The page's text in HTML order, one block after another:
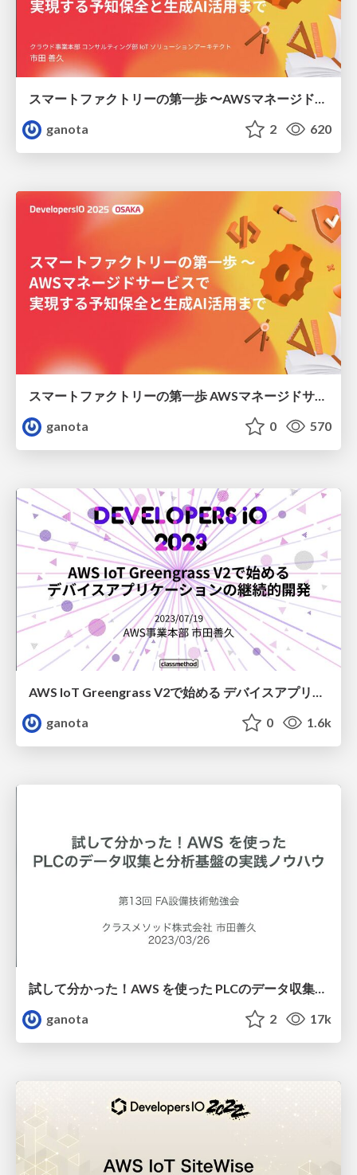
スマートファクトリーの第一歩 〜AWSマネージドサービスで 実現する予知保全と生成AI活用まで
ganota
2 620
ganota
0 570
AWS IoT Greengrass V2で始める デバイスアプリケーションの継続的開発
ganota
0 1.6k
試して分かった！AWS を使った PLCのデータ収集と分析基盤の実践ノウハウ #FA設備技術勉強会#13
ganota
2 17k